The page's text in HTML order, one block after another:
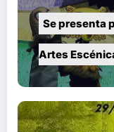
Se presenta
Artes